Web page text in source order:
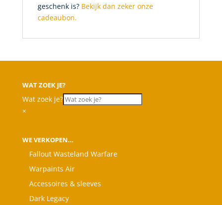
geschenk is? Bekijk dan zeker onze
cadeaubon.
WAT ZOEK JE?
Wat zoek je?
×
WE VERKOPEN…
Fallout Wasteland Warfare
Warpaints Air
Accessoires & sleeves
Dark Legacy